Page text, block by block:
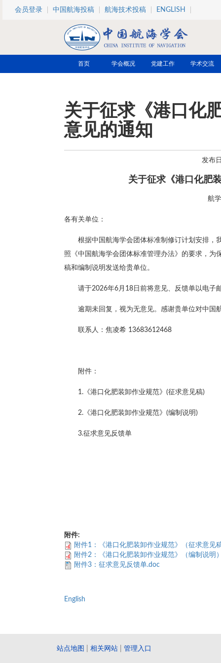
跳转到主要内容
会员登录 中国航海投稿 航海技术投稿 ENGLISH
首页 学会概况 党建工作 学术交流
关于征求《港口化
意见的通知
发布
关于征求《港口化肥
航
各有关单位：
根据中国航海学会团体标准制修订计划安排，
照《中国航海学会团体标准管理办法》的要求，
稿和编制说明发送给贵单位。
请于2026年6月18日前将意见、反馈单以电子
逾期未回复，视为无意见。感谢贵单位对中国
联系人：焦凌希 13683612468
附件：
1.《港口化肥装卸作业规范》(征求意见稿)
2.《港口化肥装卸作业规范》(编制说明)
3.征求意见反馈单
附件:
附件1：《港口化肥装卸作业规范》（征求意见
附件2：《港口化肥装卸作业规范》（编制说明
附件3：征求意见反馈单.doc
English
站点地图 相关网站 管理入口